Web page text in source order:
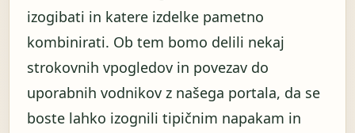
izogibati in katere izdelke pametno
kombinirati. Ob tem bomo delili nekaj
strokovnih vpogledov in povezav do
uporabnih vodnikov z našega portala, da se
boste lahko izognili tipičnim napakam in